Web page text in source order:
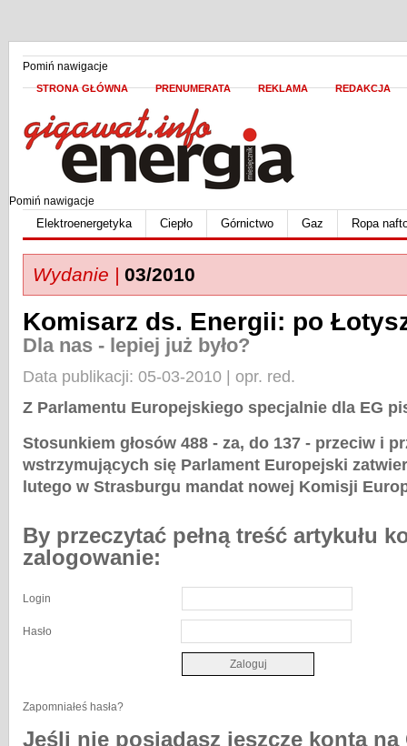
Pomiń nawigacje
STRONA GŁÓWNA PRENUMERATA REKLAMA REDAKCJA
Pomiń nawigacje
Elektroenergetyka Ciepło Górnictwo Gaz Ropa
Wydanie | 03/2010
Komisarz ds. Energii: po
Dla nas - lepiej już było?
Data publikacji: 05-03-2010 | opr. red.
Z Parlamentu Europejskiego specjalnie dla EG
Stosunkiem głosów 488 - za, do 137 - przeciw i
wstrzymujących się Parlament Europejski
lutego w Strasburgu mandat nowej Komisji
By przeczytać pełną treść artykułu
zalogowanie:
Login
Hasło
Zapomniałeś hasła?
Jeśli nie posiadasz jeszcze konta na